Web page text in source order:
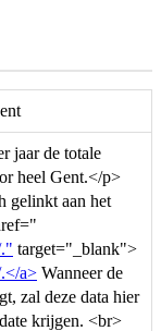
jaar de totale
heel Gent.</p>
gelinkt aan het
target="_blank">
a> Wanneer de
zal deze data hier
krijgen. <br>